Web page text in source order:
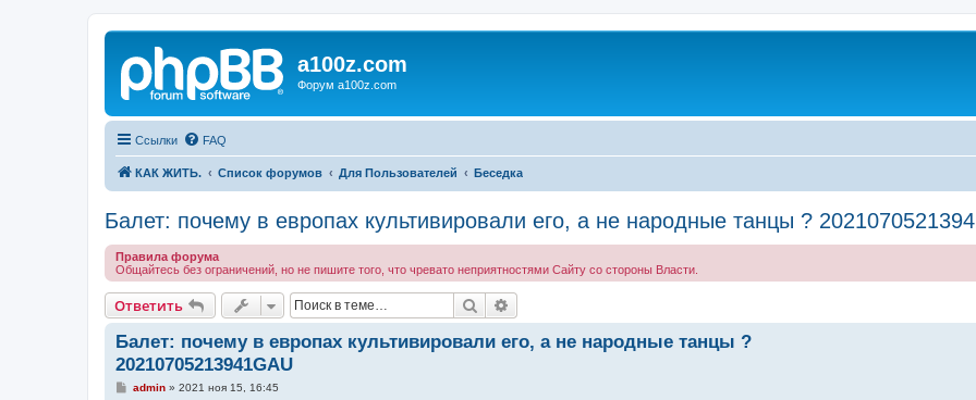
a100z.com
Форум a100z.com
Ссылки FAQ
КАК ЖИТЬ. Список форумов Для Пользователей Беседка
Балет: почему в европах культивировали его, а не народные танцы ?
Правила форума
Общайтесь без ограничений, но не пишите того, что чревато неприятностями Сайту со стороны Власти.
Ответить Поиск
Балет: почему в европах культивировали его, а не народные танцы ?
20210705213941GAU
Сadmin» 2021 ноя 15, 16:45